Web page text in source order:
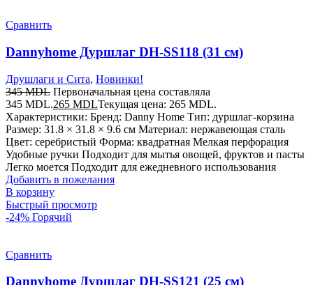
Сравнить
Dannyhome Дуршлаг DH-SS118 (31 см)
Друшлаги и Сита, Новинки!
345MDL Первоначальная цена составляла
345 MDL.265 MDLТекущая цена: 265 MDL.
Характеристики: Бренд: Danny Home Тип: дуршлаг-корзина
Размер: 31.8 × 31.8 × 9.6 см Материал: нержавеющая сталь
Цвет: серебристый Форма: квадратная Мелкая перфорация
Удобные ручки Подходит для мытья овощей, фруктов и пасты
Легко моется Подходит для ежедневного использования
Добавить в пожелания
В корзину
Быстрый просмотр
-24% Горячий
Сравнить
Dannyhome Дуршлаг DH-SS121 (25 см)